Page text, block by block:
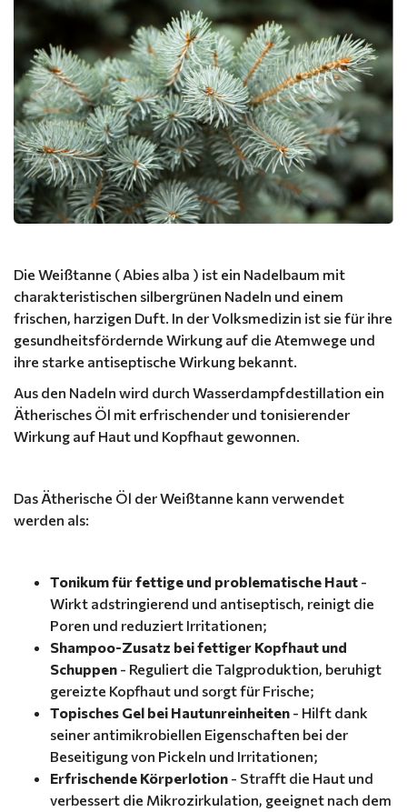
Die Weißtanne ( Abies alba ) ist ein Nadelbaum mit
charakteristischen silbergrünen Nadeln und einem
frischen, harzigen Duft. In der Volksmedizin ist sie für ihre
gesundheitsfördernde Wirkung auf die Atemwege und
ihre starke antiseptische Wirkung bekannt.
Aus den Nadeln wird durch Wasserdampfdestillation ein
Ätherisches Öl mit erfrischender und tonisierender
Wirkung auf Haut und Kopfhaut gewonnen.
Das Ätherische Öl der Weißtanne kann verwendet
werden als:
Tonikum für fettige und problematische Haut -
Wirkt adstringierend und antiseptisch, reinigt die
Poren und reduziert Irritationen;
Shampoo-Zusatz bei fettiger Kopfhaut und
Schuppen - Reguliert die Talgproduktion, beruhigt
gereizte Kopfhaut und sorgt für Frische;
Topisches Gel bei Hautunreinheiten - Hilft dank
seiner antimikrobiellen Eigenschaften bei der
Beseitigung von Pickeln und Irritationen;
Erfrischende Körperlotion - Strafft die Haut und
verbessert die Mikrozirkulation, geeignet nach dem